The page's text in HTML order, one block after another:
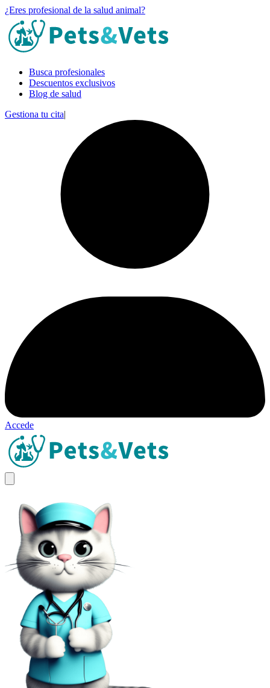
¿Eres profesional de la salud animal?
Busca profesionales
Descuentos exclusivos
Blog de salud
Gestiona tu cita|
Accede